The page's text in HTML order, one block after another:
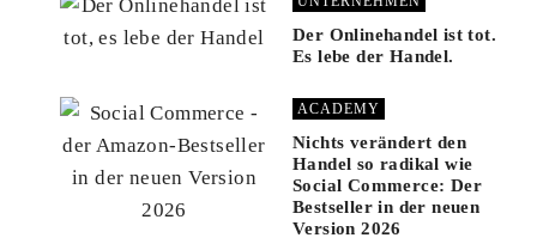
Der Onlinehandel ist tot.
Es lebe der Handel.
ACADEMY
Nichts verändert den
Handel so radikal wie
Social Commerce: Der
Bestseller in der neuen
Version 2026